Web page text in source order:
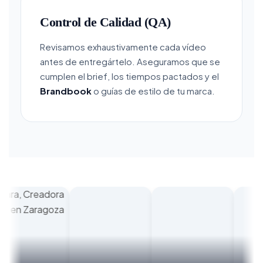
Control de Calidad (QA)
Revisamos exhaustivamente cada vídeo
antes de entregártelo. Aseguramos que se
cumplen el brief, los tiempos pactados y el
Brandbook o guías de estilo de tu marca.